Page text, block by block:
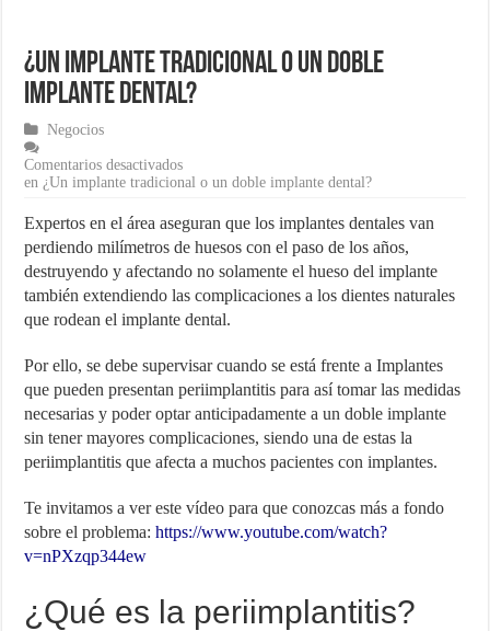
Marketing para emprendedores
Material de Oficina que no puede faltar en tu negocio
¿Un implante tradicional o un doble
implante dental?
Negocios
Comentarios desactivados
en ¿Un implante tradicional o un doble implante dental?
Expertos en el área aseguran que los implantes dentales van
perdiendo milímetros de huesos con el paso de los años,
destruyendo y afectando no solamente el hueso del implante
también extendiendo las complicaciones a los dientes naturales
que rodean el implante dental.
Por ello, se debe supervisar cuando se está frente a Implantes
que pueden presentan periimplantitis para así tomar las medidas
necesarias y poder optar anticipadamente a un doble implante
sin tener mayores complicaciones, siendo una de estas la
periimplantitis que afecta a muchos pacientes con implantes.
Te invitamos a ver este vídeo para que conozcas más a fondo
sobre el problema:https://www.youtube.com/watch?
v=nPXzqp344ew
¿Qué es la periimplantitis?